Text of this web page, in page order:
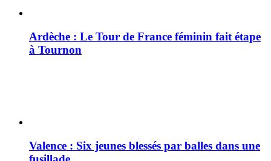
Ardèche : Le Tour de France féminin fait étape
à Tournon
Valence : Six jeunes blessés par balles dans une